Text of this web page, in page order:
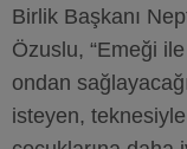
Birlik Başkanı
Özuslu, “Emeği
ondan
isteyen, teknesiyle